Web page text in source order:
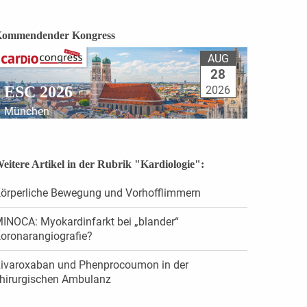
Kongress
ESC 2026
München
AUG
28
2026
Artikel in der Rubrik "Kardiologie":
Bewegung und Vorhofflimmern
Myokardinfarkt bei „blander“
und Phenprocoumon in der
Ambulanz